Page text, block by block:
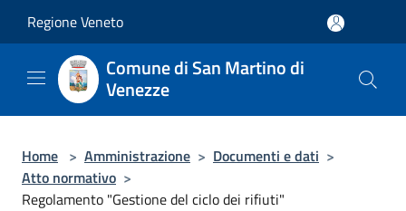
Regione Veneto
Comune di San Martino di
Venezze
Home > Amministrazione > Documenti e dati >
Atto normativo >
Regolamento "Gestione del ciclo dei rifiuti"